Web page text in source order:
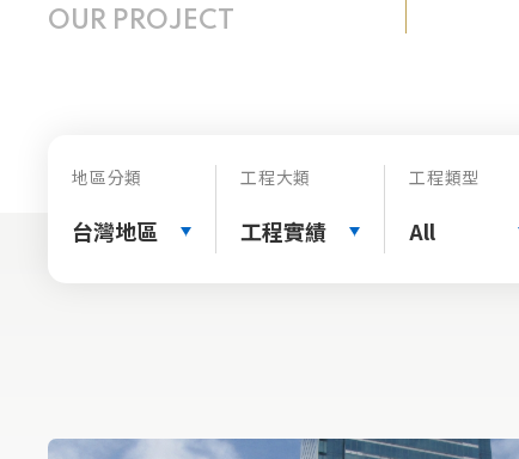
OUR PROJECT
地區分類
台灣地區
工程大類
工程實績
工程類型
All